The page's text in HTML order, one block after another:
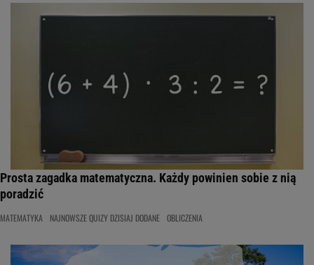
Prosta zagadka matematyczna. Każdy powinien sobie z nią
poradzić
MATEMATYKA NAJNOWSZE QUIZY DZISIAJ DODANE OBLICZENIA